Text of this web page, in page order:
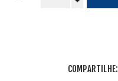
COMPARTILHE: